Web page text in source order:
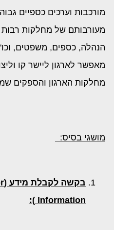
מורכבות וערכים כספיים
מעורבותם של מחלקות רבות
מאפשר לארגון ליישר קו
מחלקות הארגון והספקים
מושגי בסיס:
בקשה לקבלת מידע (
Information
):